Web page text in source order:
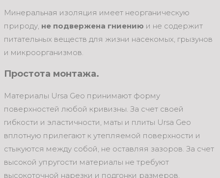
Минеральная изоляция имеет неорганическую
природу, не подвержена гниению и не содержит
питательных веществ для жизни насекомых, грызунов
и микроорганизмов.
Простота монтажа.
Материалы Ursa Geo принимают форму
поверхностей любой кривизны. За счет своей
гибкости и эластичности, маты и плиты Ursa Geo
вплотную прилегают к утепляемой поверхности и
стыкуются между собой, не оставляя зазоров. За счет
высокой упругости материалы не требуют
высокоточной нарезки и подгонки размеров,